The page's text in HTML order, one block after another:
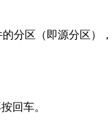
分区（即源分区）
回车。